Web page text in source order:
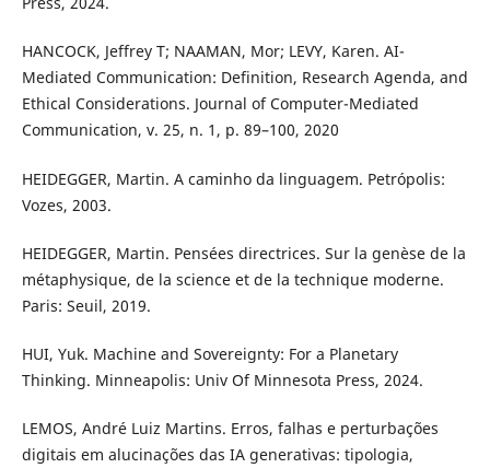
HANCOCK, Jeffrey T; NAAMAN, Mor; LEVY, Karen. AI-
Mediated Communication: Definition, Research Agenda, and
Ethical Considerations. Journal of Computer-Mediated
Communication, v. 25, n. 1, p. 89–100, 2020
HEIDEGGER, Martin. A caminho da linguagem. Petrópolis:
Vozes, 2003.
HEIDEGGER, Martin. Pensées directrices. Sur la genèse de la
métaphysique, de la science et de la technique moderne.
Paris: Seuil, 2019.
HUI, Yuk. Machine and Sovereignty: For a Planetary
Thinking. Minneapolis: Univ Of Minnesota Press, 2024.
LEMOS, André Luiz Martins. Erros, falhas e perturbações
digitais em alucinações das IA generativas: tipologia,